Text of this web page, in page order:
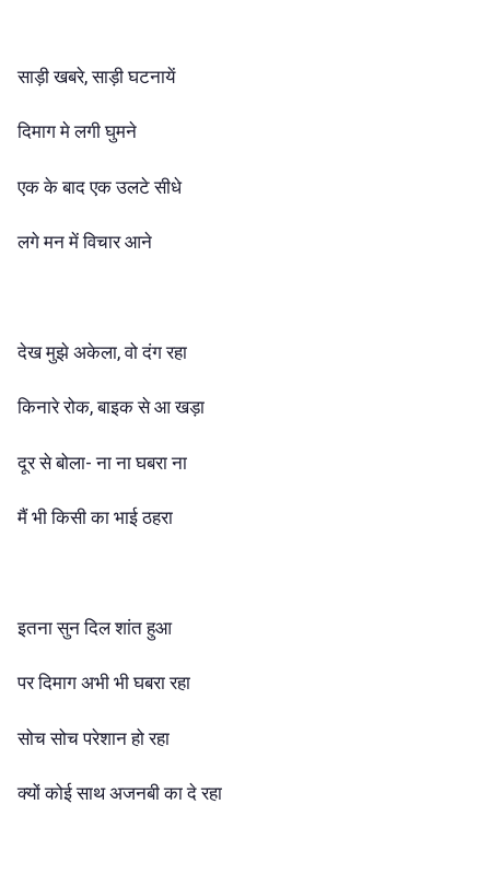
साड़ी खबरे, साड़ी घटनायें
दिमाग मे लगी घुमने
एक के बाद एक उलटे सीधे
लगे मन में विचार आने
देख मुझे अकेला, वो दंग रहा
किनारे रोक, बाइक से आ खड़ा
दूर से बोला- ना ना घबरा ना
मैं भी किसी का भाई ठहरा
इतना सुन दिल शांत हुआ
पर दिमाग अभी भी घबरा रहा
सोच सोच परेशान हो रहा
क्यों कोई साथ अजनबी का दे रहा